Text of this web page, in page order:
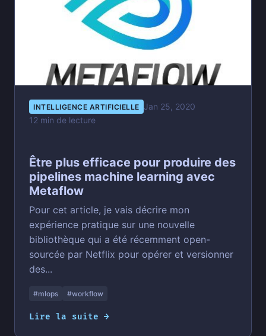
INTELLIGENCE ARTIFICIELLE Jan 25, 2020
12 min de lecture
Être plus efficace pour produire des
pipelines machine learning avec
Metaflow
Pour cet article, je vais décrire mon
expérience pratique sur une nouvelle
bibliothèque qui a été récemment open-
sourcée par Netflix pour opérer et versionner
des...
#mlops #workflow
Lire la suite →